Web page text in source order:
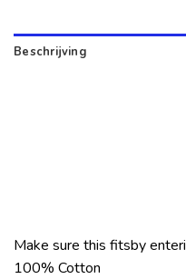
Beschrijving
Make sure this fitsby
100% Cotton